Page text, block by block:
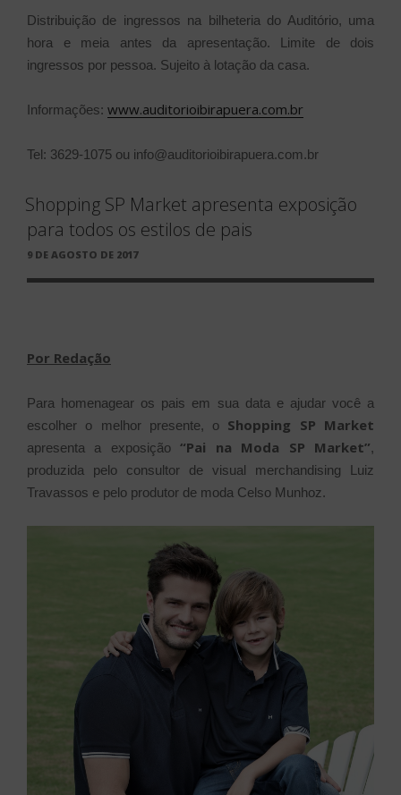
Distribuição de ingressos na bilheteria do Auditório, uma
hora e meia antes da apresentação. Limite de dois
ingressos por pessoa. Sujeito à lotação da casa.
Informações: www.auditorioibirapuera.com.br
Tel: 3629-1075 ou info@auditorioibirapuera.com.br
Shopping SP Market apresenta exposição
para todos os estilos de pais
PUBLICADO
9 DE AGOSTO DE 2017
Por Redação
Para homenagear os pais em sua data e ajudar você a
escolher o melhor presente, o Shopping SP Market
apresenta a exposição“Pai na Moda SP Market”,
produzida pelo consultor de visual merchandising Luiz
Travassos e pelo produtor de moda Celso Munhoz.